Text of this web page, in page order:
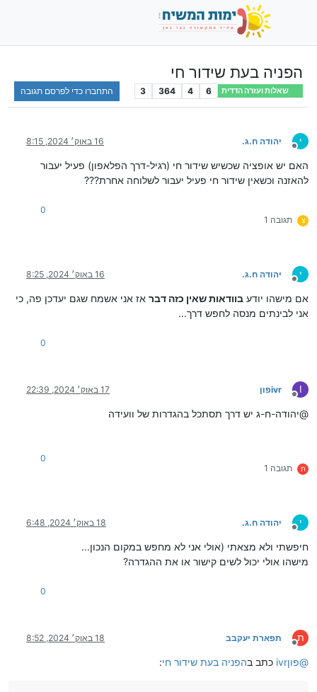
הפניה בעת שידור חי
שאלות ועזרה הדדית 6
4
364
3 התחברו כדי לפרסם תגובה
י
מנותק
יהודה ח.ג. 16 באוק׳ 2024, 8:15
האם יש אופציה שכשיש שידור חי (רגיל-דרך הפלאפון) פעיל יעבור
להאזנה וכשאין שידור חי פעיל יעבור לשלוחה אחרת???
צ תגובה 1
0
י
מנותק
יהודה ח.ג. 16 באוק׳ 2024, 8:25
אם מישהו יודע בוודאות שאין כזה דבר אז אני אשמח שגם יעדכן פה, כי
אני לבינתים מנסה לחפש דרך...
0
I
מנותק
ivrפון 17 באוק׳ 2024, 22:39
@יהודה-ח-ג יש דרך תסתכל בהגדרות של וועידה
ת תגובה 1
0
י
מנותק
יהודה ח.ג. 18 באוק׳ 2024, 6:48
חיפשתי ולא מצאתי (אולי אני לא מחפש במקום הנכון...
מישהו אולי יכול לשים קישור או את ההגדרה?
0
ת
מנותק
תפארת יעקבב 18 באוק׳ 2024, 8:52
@ivrפון כתב בהפניה בעת שידור חי: